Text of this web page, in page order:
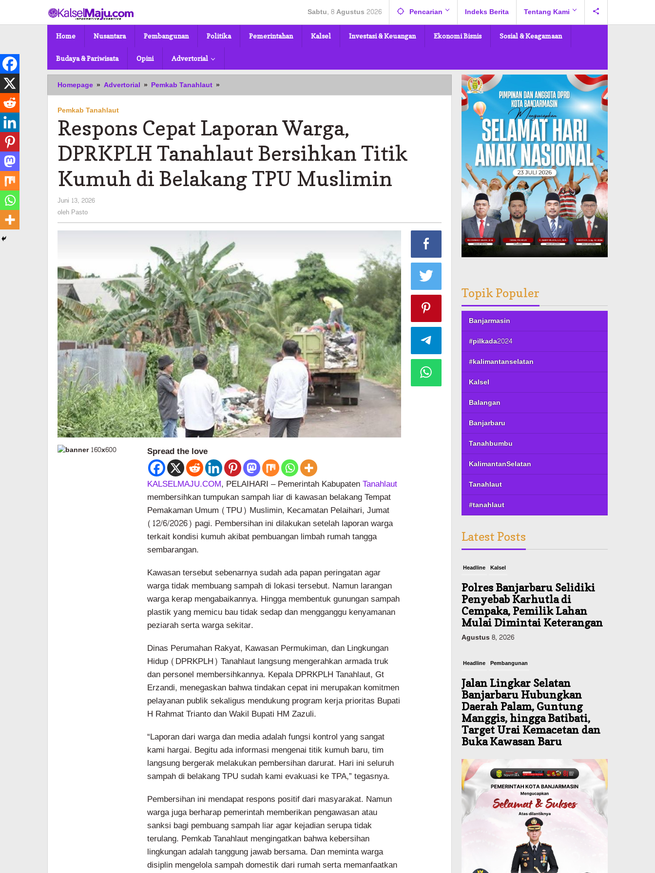
konten
Sabtu, 8 Agustus 2026 Pencarian Indeks Berita Tentang Kami
Home Nusantara Pembangunan Politika Pemerintahan Kalsel Investasi & Keuangan Ekonomi Bisnis Sosial & Keagamaan
Budaya & Pariwisata Opini Advertorial
Homepage » Advertorial » Pemkab Tanahlaut »
Cepat
DPRKPLH
Tanahlaut
Bersihkan
Titik
di
Belakang
Pemkab Tanahlaut
Respons Cepat Laporan Warga,
DPRKPLH Tanahlaut Bersihkan Titik
Kumuh di Belakang TPU Muslimin
Juni 13, 2026
oleh Pasto
Spread the love
KALSELMAJU.COM, PELAIHARI – Pemerintah KabupatenTanahlaut
membersihkan tumpukan sampah liar di kawasan belakang Tempat
Pemakaman Umum (TPU) Muslimin, Kecamatan Pelaihari, Jumat
(12/6/2026) pagi. Pembersihan ini dilakukan setelah laporan warga
terkait kondisi kumuh akibat pembuangan limbah rumah tangga
sembarangan.
Kawasan tersebut sebenarnya sudah ada papan peringatan agar
warga tidak membuang sampah di lokasi tersebut. Namun larangan
warga kerap mengabaikannya. Hingga membentuk gunungan sampah
plastik yang memicu bau tidak sedap dan mengganggu kenyamanan
peziarah serta warga sekitar.
Dinas Perumahan Rakyat, Kawasan Permukiman, dan Lingkungan
Hidup (DPRKPLH) Tanahlaut langsung mengerahkan armada truk
dan personel membersihkannya. Kepala DPRKPLH Tanahlaut, Gt
Erzandi, menegaskan bahwa tindakan cepat ini merupakan komitmen
pelayanan publik sekaligus mendukung program kerja prioritas Bupati
H Rahmat Trianto dan Wakil Bupati HM Zazuli.
“Laporan dari warga dan media adalah fungsi kontrol yang sangat
kami hargai. Begitu ada informasi mengenai titik kumuh baru, tim
langsung bergerak melakukan pembersihan darurat. Hari ini seluruh
sampah di belakang TPU sudah kami evakuasi ke TPA,” tegasnya.
Pembersihan ini mendapat respons positif dari masyarakat. Namun
warga juga berharap pemerintah memberikan pengawasan atau
sanksi bagi pembuang sampah liar agar kejadian serupa tidak
terulang. Pemkab Tanahlaut mengingatkan bahwa kebersihan
lingkungan adalah tanggung jawab bersama. Dan meminta warga
disiplin mengelola sampah domestik dari rumah serta memanfaatkan
Topik Populer
Banjarmasin
#pilkada2024
#kalimantanselatan
Kalsel
Balangan
Banjarbaru
Tanahbumbu
KalimantanSelatan
Tanahlaut
#tanahlaut
Latest Posts
Headline Kalsel
Polres Banjarbaru Selidiki
Penyebab Karhutla di
Cempaka, Pemilik Lahan
Mulai Dimintai Keterangan
Agustus 8, 2026
Headline Pembangunan
Jalan Lingkar Selatan
Banjarbaru Hubungkan
Daerah Palam, Guntung
Manggis, hingga Batibati,
Target Urai Kemacetan dan
Buka Kawasan Baru
Agustus 8, 2026
Headline
Panaskan Kembali Arena
Panjat Tebing, FPTI
Banjarmasin Siapkan
Sirkuit se-Kalsel
Agustus 8, 2026